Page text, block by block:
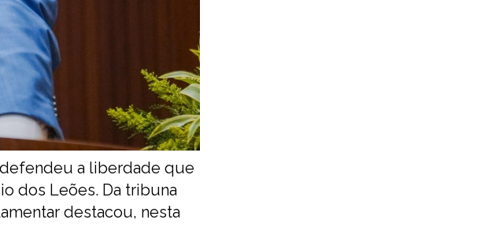
a liberdade que
dos Leões. Da tribuna
destacou, nesta